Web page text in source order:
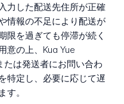
力した配送先住所が正確
情報の不足により配送が
限を過ぎても停滞が続く
意の上、Kua Yue
は発送者にお問い合わ
特定し、必要に応じて遅
。